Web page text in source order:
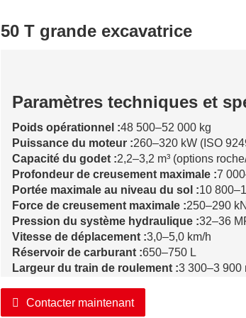
50 T grande excavatrice
Paramètres techniques et
Poids opérationnel :48 500–52 000 kg
Puissance du moteur :260–320 kW (ISO
Capacité du godet :2,2–3,2 m³ (options
Profondeur de creusement maximale :7
Portée maximale au niveau du sol :10
Force de creusement maximale :250–290
Pression du système hydraulique :32–36
Vitesse de déplacement :3,0–5,0 km/h
Réservoir de carburant :650–750 L
Largeur du train de roulement :3 300–3 900
Contacter maintenant